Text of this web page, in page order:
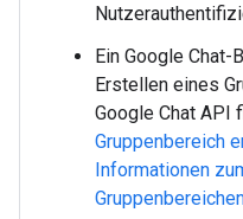
Ein Google Chat-
Erstellen eines
Google Chat API
Gruppenbereich
Informationen